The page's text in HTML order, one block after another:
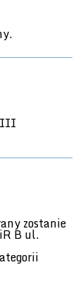
III
zostanie
B ul.